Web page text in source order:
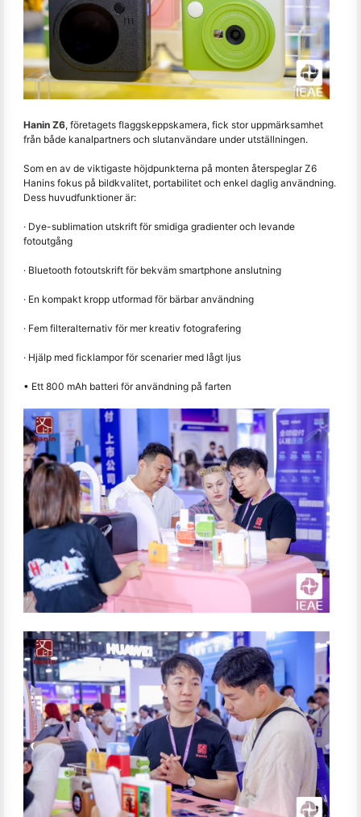
Hanin Z6, företagets flaggskeppskamera, fick stor uppmärksamhet
från både kanalpartners och slutanvändare under utställningen.
Som en av de viktigaste höjdpunkterna på monten återspeglar Z6
Hanins fokus på bildkvalitet, portabilitet och enkel daglig användning.
Dess huvudfunktioner är:
· Dye-sublimation utskrift för smidiga gradienter och levande
fotoutgång
· Bluetooth fotoutskrift för bekväm smartphone anslutning
· En kompakt kropp utformad för bärbar användning
· Fem filteralternativ för mer kreativ fotografering
· Hjälp med ficklampor för scenarier med lågt ljus
• Ett 800 mAh batteri för användning på farten